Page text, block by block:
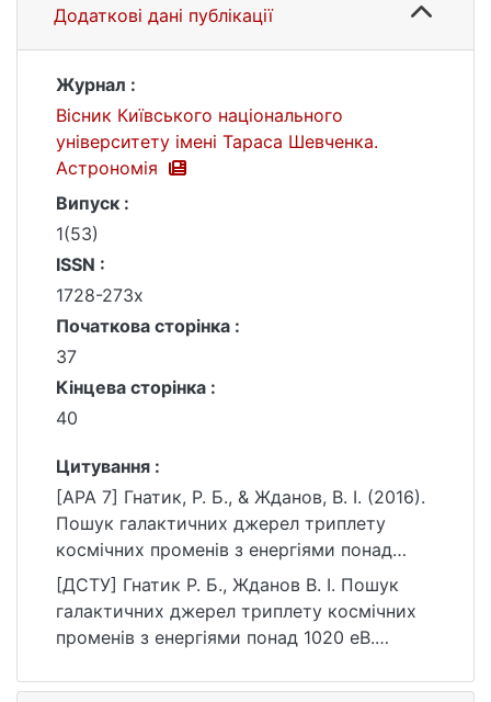
Додаткові дані публікації
Журнал :
Вісник Київського національного
університету імені Тараса Шевченка.
Астрономія
Випуск :
1(53)
ISSN :
1728-273х
Початкова сторінка :
37
Кінцева сторінка :
40
Цитування :
[APA 7] Гнатик, Р. Б., & Жданов, В. І. (2016).
Пошук галактичних джерел триплету
космічних променів з енергіями понад
1020 еВ. Вісник Київського національного
університету імені Тараса Шевченка.
Астрономія, (1(53)), 37–40.
https://doi.org/10.17721/BTSNUA.2016.53.37-
40
[ДСТУ] Гнатик Р. Б., Жданов В. І. Пошук
галактичних джерел триплету космічних
променів з енергіями понад 1020 еВ.
університету імені Тараса Шевченка.